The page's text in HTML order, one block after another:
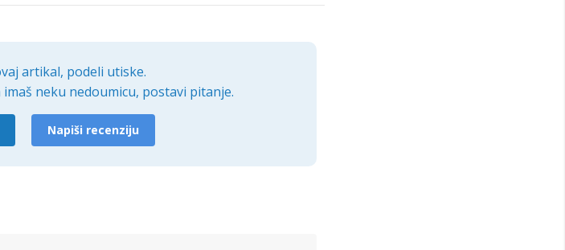
artikal, podeli utiske.
neku nedoumicu, postavi pitanje.
Napiši recenziju